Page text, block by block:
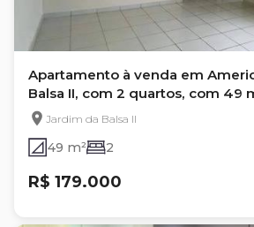
Apartamento à venda em
Balsa II, com 2 quartos, com 49
Jardim da Balsa II
49 m² 2
R$ 179.000